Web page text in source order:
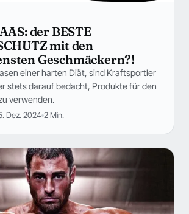
der BESTE
mit den
Geschmäckern?!
einer harten Diät, sind Kraftsportler
stets darauf bedacht, Produkte für den
verwenden.
Dez. 2024 2 Min.